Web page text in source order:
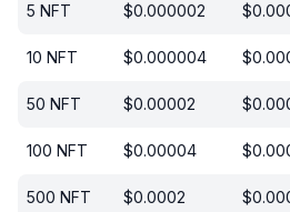
5 NFT $0.000002 $
10 NFT $0.000004 $
50 NFT $0.00002 $
100 NFT $0.00004 $
500 NFT $0.0002 $